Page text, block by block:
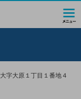
字大原１丁目１番地４